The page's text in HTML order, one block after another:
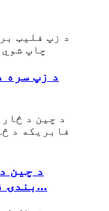
د زپ سره
د چین
بندۍ فابریکه د څلور مهر فل...